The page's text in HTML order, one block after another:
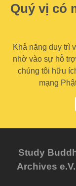
Quý vị có
Khả năng duy trì
nhờ vào sự hỗ
chúng tôi hữu
mạng
Study
Archives